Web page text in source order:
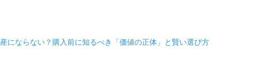
にならない？購入前に知るべき「価値の正体」と賢い選び方